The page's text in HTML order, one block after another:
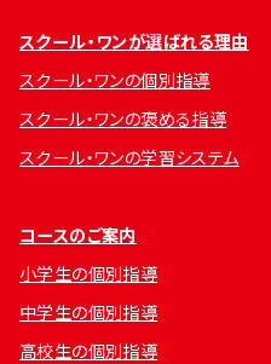
スクール・ワンが選ばれる理由
スクール・ワンの個別指導
スクール・ワンの褒める指導
スクール・ワンの学習システム
コースのご案内
小学生の個別指導
中学生の個別指導
高校生の個別指導